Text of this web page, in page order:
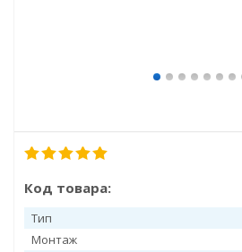
Код товара:
Тип
Монтаж